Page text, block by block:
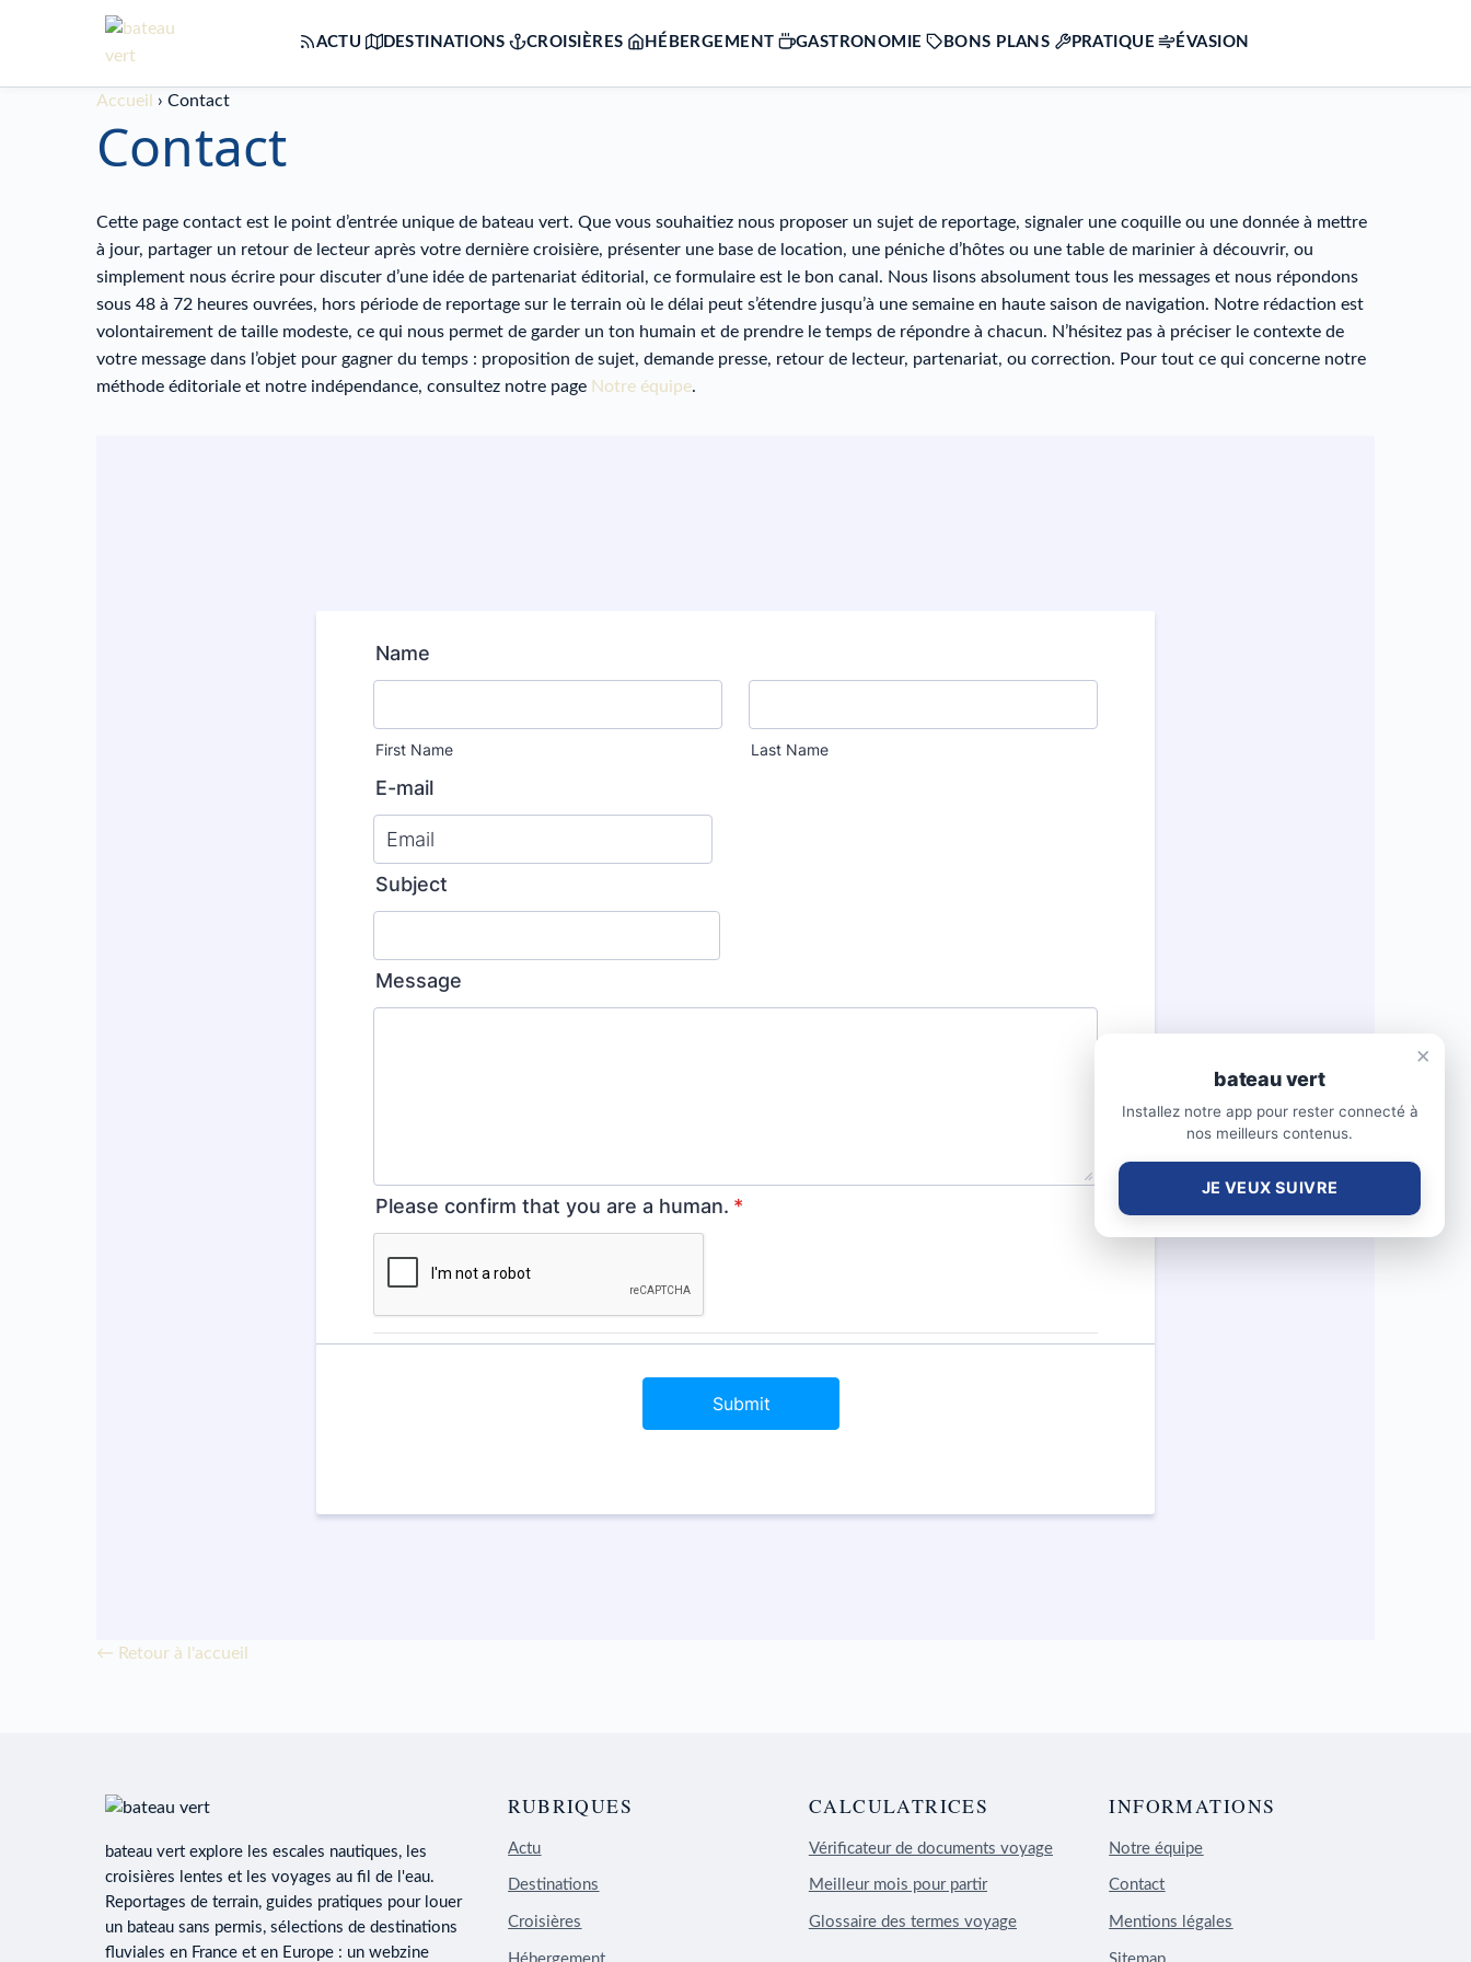
ACTU DESTINATIONS CROISIÈRES HÉBERGEMENT GASTRONOMIE BONS PLANS PRATIQUE ÉVASION
Accueil › Contact
Contact
Cette page contact est le point d’entrée unique de bateau vert. Que vous souhaitiez nous proposer un sujet de reportage, signaler une coquille ou une donnée à mettre
à jour, partager un retour de lecteur après votre dernière croisière, présenter une base de location, une péniche d’hôtes ou une table de marinier à découvrir, ou
simplement nous écrire pour discuter d’une idée de partenariat éditorial, ce formulaire est le bon canal. Nous lisons absolument tous les messages et nous répondons
sous 48 à 72 heures ouvrées, hors période de reportage sur le terrain où le délai peut s’étendre jusqu’à une semaine en haute saison de navigation. Notre rédaction est
volontairement de taille modeste, ce qui nous permet de garder un ton humain et de prendre le temps de répondre à chacun. N’hésitez pas à préciser le contexte de
votre message dans l’objet pour gagner du temps : proposition de sujet, demande presse, retour de lecteur, partenariat, ou correction. Pour tout ce qui concerne notre
méthode éditoriale et notre indépendance, consultez notre page Notre équipe.
← Retour à l'accueil
bateau vert explore les escales nautiques, les
croisières lentes et les voyages au fil de l'eau.
Reportages de terrain, guides pratiques pour louer
un bateau sans permis, sélections de destinations
fluviales en France et en Europe : un webzine
RUBRIQUES
Actu
Destinations
Croisières
CALCULATRICES
Vérificateur de documents voyage
Meilleur mois pour partir
Glossaire des termes voyage
INFORMATIONS
Notre équipe
Contact
Mentions légales
×
bateau vert
Installez notre app pour rester connecté à
nos meilleurs contenus.
JE VEUX SUIVRE